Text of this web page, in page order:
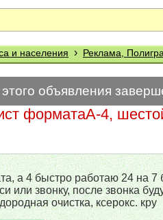
и населения › Реклама,
объявления
форматаА-4,
а 4 быстро работаю 24 на 7
или звонку, после звонка
очистка, ксерокс. кру